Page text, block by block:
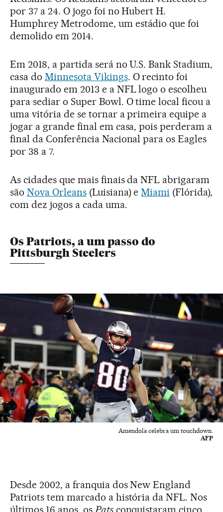
por 37 a 24. O jogo foi no Hubert H.
Humphrey Metrodome, um estádio que foi
demolido em 2014.
Em 2018, a partida será no U.S. Bank Stadium,
casa do Minnesota Vikings. O recinto foi
inaugurado em 2013 e a NFL logo o escolheu
para sediar o Super Bowl. O time local ficou a
uma vitória de se tornar a primeira equipe a
jogar a grande final em casa, pois perderam a
final da Conferência Nacional para os Eagles
por 38 a 7.
As cidades que mais finais da NFL abrigaram
são Nova Orleans(Luisiana) eMiami (Flórida),
com dez jogos a cada uma.
Os Patriots, a um passo do
Pittsburgh Steelers
Amendola celebra um touchdown.
AFP
Desde 2002, a franquia dos New England
Patriots tem marcado a história da NFL. Nos
últimos 16 anos, os Patsconquistaram cinco